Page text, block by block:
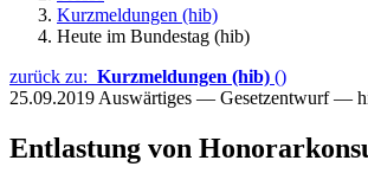
Kurzmeldungen (hib)
Heute im Bundestag (hib)
zurück zu: Kurzmeldungen (hib) ()
25.09.2019 Auswärtiges — Gesetzentwurf —
Entlastung von